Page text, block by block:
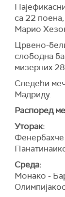
са 22
Марио
Црвено-
слободна
мизерних
Следећи
Мадриду.
Распоред
Уторак:
Среда:
Монако -